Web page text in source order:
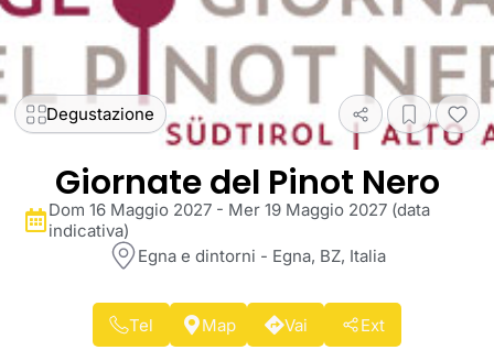
Degustazione
Giornate del Pinot Nero
Dom 16 Maggio 2027 - Mer 19 Maggio 2027 (data
indicativa)
Egna e dintorni - Egna, BZ, Italia
Tel Map Vai Ext